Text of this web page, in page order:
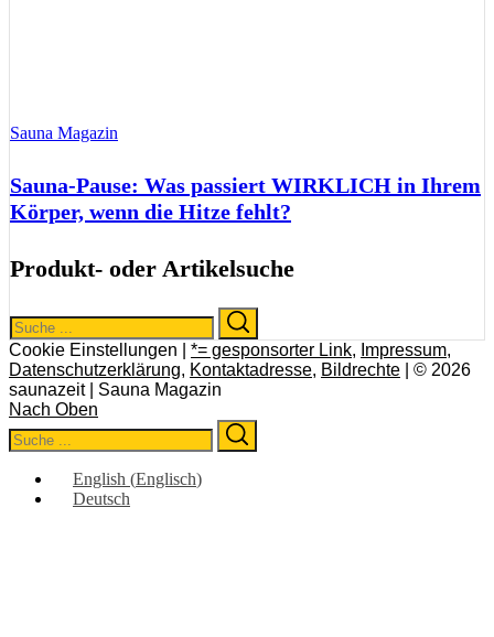
Sauna Magazin
Sauna-Pause: Was passiert WIRKLICH in Ihrem
Körper, wenn die Hitze fehlt?
Produkt- oder Artikelsuche
Search
for:
Cookie Einstellungen | *= gesponsorter Link, Impressum,
Datenschutzerklärung, Kontaktadresse, Bildrechte | © 2026
saunazeit | Sauna Magazin
Nach Oben
Search
for:
English (Englisch)
Deutsch